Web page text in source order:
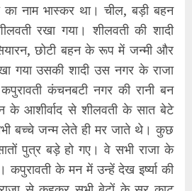
नाम भास्कर था। चील, बड़ी बहन
रखा गया। शीलवती की शादी
छोटी बहन के रूप में जन्‍मी और
गया उसकी शादी उस नगर के राजा
कंचनबटी नगर की रानी बन
के आशीर्वाद से शीलवती के सात बेटे
बच्चे जन्म लेते ही मर जाते थे। कुछ
पुत्र बड़े हो गए। वे सभी राजा के
के मन में उन्‍हें देख इर्ष्या की